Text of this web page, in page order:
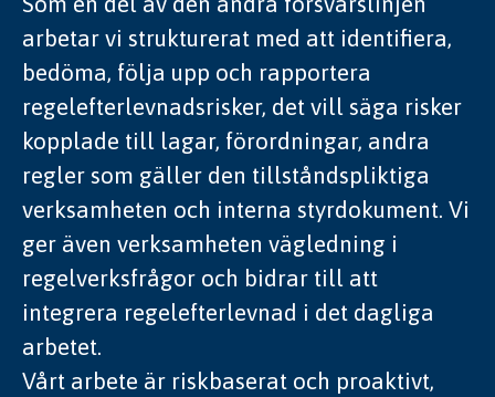
arbetar vi strukturerat med att identifiera,
bedöma, följa upp och rapportera
regelefterlevnadsrisker, det vill säga risker
kopplade till lagar, förordningar, andra
regler som gäller den tillståndspliktiga
verksamheten och interna styrdokument. Vi
ger även verksamheten vägledning i
regelverksfrågor och bidrar till att
integrera regelefterlevnad i det dagliga
arbetet.
Vårt arbete är riskbaserat och proaktivt,